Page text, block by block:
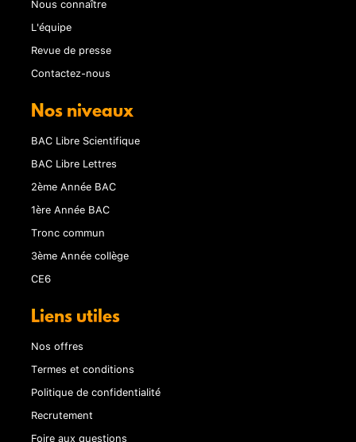
L'équipe
Revue de presse
Contactez-nous
Nos niveaux
BAC Libre Scientifique
BAC Libre Lettres
2ème Année BAC
1ère Année BAC
Tronc commun
3ème Année collège
CE6
Liens utiles
Nos offres
Termes et conditions
Politique de confidentialité
Recrutement
Foire aux questions